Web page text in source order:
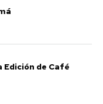
Edición de Café